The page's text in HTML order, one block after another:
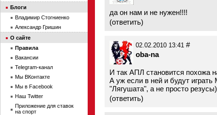
да он нам и не нужен!!!!
(ответить)
02.02.2010 13:41 #
oba-na
И так АПЛ становится похожа
А уж если в ней и будут
"Лягушата", а не просто
(ответить)
Блоги
Владимир Стогниенко
Александр Гришин
О сайте
Правила
Вакансии
Telegram-канал
Мы ВКонтакте
Мы в Facebook
Наш Twitter
Приложение для ставок
на спорт